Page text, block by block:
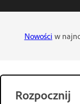
Nowości w
Rozpocznij